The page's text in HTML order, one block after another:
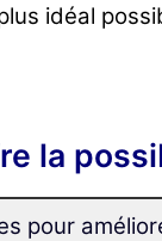
idéal
la
pour